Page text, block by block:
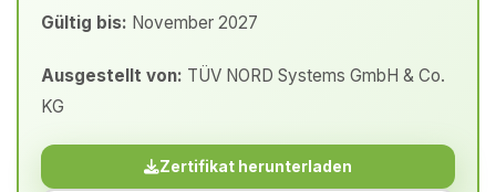
Gültig bis: November 2027
Ausgestellt von: TÜV NORD Systems GmbH & Co.
KG
Zertifikat herunterladen